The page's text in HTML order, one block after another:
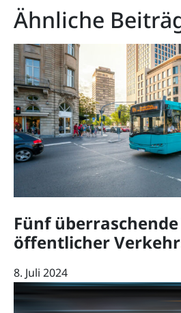
Ähnliche
Fünf
öffentlicher
8. Juli 2024